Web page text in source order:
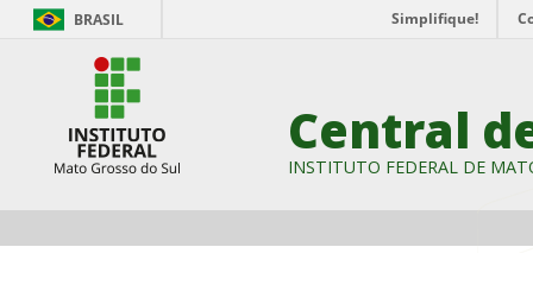
BRASIL Simplifique!
Central
INSTITUTO FEDERAL DE